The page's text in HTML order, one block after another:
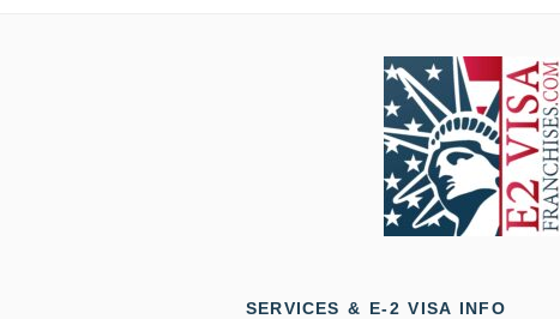
SERVICES & E-2 VISA INFO